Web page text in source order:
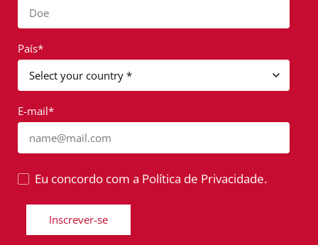
Doe
País*
E-mail*
name@mail.com
Eu concordo com a Política de Privacidade.
Inscrever-se